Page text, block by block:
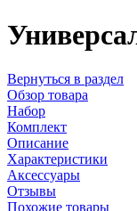
Вернуться в раздел
Обзор товара
Набор
Комплект
Описание
Характеристики
Аксессуары
Отзывы
Похожие товары